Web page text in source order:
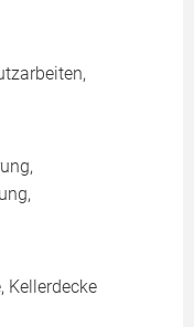
Kellerdecke